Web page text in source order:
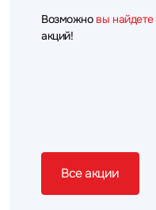
Возможно вы найдете
акций!
Все акции